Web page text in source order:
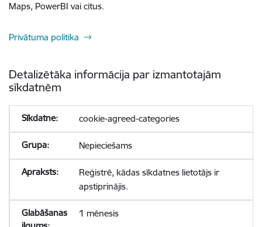
Maps, PowerBI vai citus.
Privātuma politika
Detalizētāka informācija par izmantotajām
sīkdatnēm
cookie-agreed-categories
Nepieciešams
Reģistrē, kādas sīkdatnes lietotājs ir
apstiprinājis.
1 mēnesis